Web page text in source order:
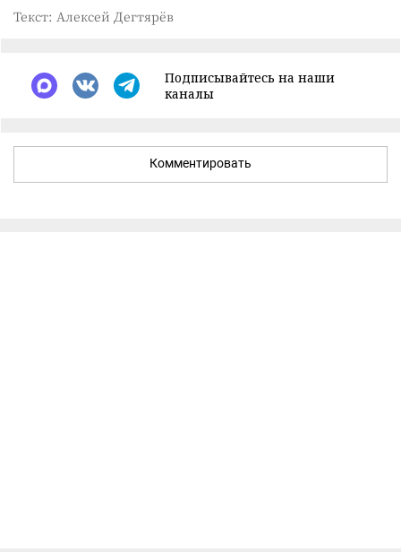
Текст: Алексей Дегтярёв
Подписывайтесь на наши
каналы
Комментировать